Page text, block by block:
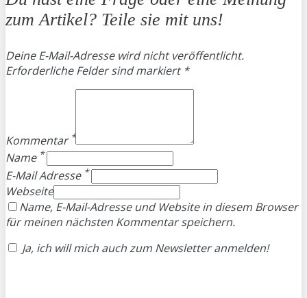
zum Artikel? Teile sie mit uns!
Deine E-Mail-Adresse wird nicht veröffentlicht.
Erforderliche Felder sind markiert *
Kommentar *
Name *
E-Mail Adresse *
Webseite
Name, E-Mail-Adresse und Website in diesem Browser
für meinen nächsten Kommentar speichern.
Ja, ich will mich auch zum Newsletter anmelden!